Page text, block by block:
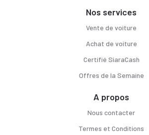
Nos services
Vente de voiture
Achat de voiture
Certifié SiaraCash
Offres de la Semaine
A propos
Nous contacter
Termes et Conditions